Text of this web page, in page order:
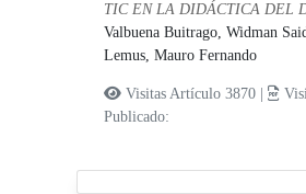
TIC EN LA DIDÁCTICA DEL
Valbuena Buitrago, Widman
Lemus, Mauro Fernando
Visitas Artículo 3870 |
Publicado: